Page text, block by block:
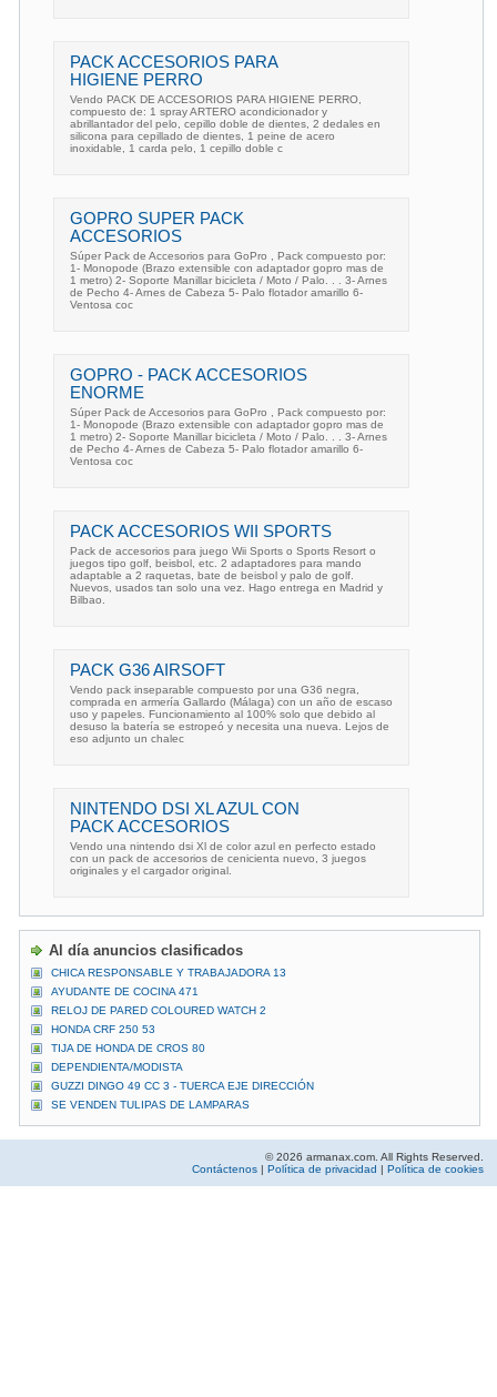
PACK ACCESORIOS PARA
HIGIENE PERRO
Vendo PACK DE ACCESORIOS PARA HIGIENE PERRO,
compuesto de: 1 spray ARTERO acondicionador y
abrillantador del pelo, cepillo doble de dientes, 2 dedales en
silicona para cepillado de dientes, 1 peine de acero
inoxidable, 1 carda pelo, 1 cepillo doble c
GOPRO SUPER PACK
ACCESORIOS
Súper Pack de Accesorios para GoPro , Pack compuesto por:
1- Monopode (Brazo extensible con adaptador gopro mas de
1 metro) 2- Soporte Manillar bicicleta / Moto / Palo. . . 3- Arnes
de Pecho 4- Arnes de Cabeza 5- Palo flotador amarillo 6-
Ventosa coc
GOPRO - PACK ACCESORIOS
ENORME
Súper Pack de Accesorios para GoPro , Pack compuesto por:
1- Monopode (Brazo extensible con adaptador gopro mas de
1 metro) 2- Soporte Manillar bicicleta / Moto / Palo. . . 3- Arnes
de Pecho 4- Arnes de Cabeza 5- Palo flotador amarillo 6-
Ventosa coc
PACK ACCESORIOS WII SPORTS
Pack de accesorios para juego Wii Sports o Sports Resort o
juegos tipo golf, beisbol, etc. 2 adaptadores para mando
adaptable a 2 raquetas, bate de beisbol y palo de golf.
Nuevos, usados tan solo una vez. Hago entrega en Madrid y
Bilbao.
PACK G36 AIRSOFT
Vendo pack inseparable compuesto por una G36 negra,
comprada en armería Gallardo (Málaga) con un año de escaso
uso y papeles. Funcionamiento al 100% solo que debido al
desuso la batería se estropeó y necesita una nueva. Lejos de
eso adjunto un chalec
NINTENDO DSI XL AZUL CON
PACK ACCESORIOS
Vendo una nintendo dsi Xl de color azul en perfecto estado
con un pack de accesorios de cenicienta nuevo, 3 juegos
originales y el cargador original.
Al día anuncios clasificados
CHICA RESPONSABLE Y TRABAJADORA 13
AYUDANTE DE COCINA 471
RELOJ DE PARED COLOURED WATCH 2
HONDA CRF 250 53
TIJA DE HONDA DE CROS 80
DEPENDIENTA/MODISTA
GUZZI DINGO 49 CC 3 - TUERCA EJE DIRECCIÓN
SE VENDEN TULIPAS DE LAMPARAS
© 2026 armanax.com. All Rights Reserved.
Contáctenos
Política de privacidad Política de cookies